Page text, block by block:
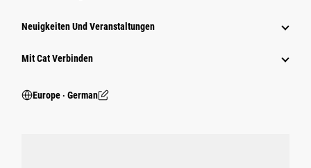
Neuigkeiten Und Veranstaltungen
Mit Cat Verbinden
Europe ‧ German